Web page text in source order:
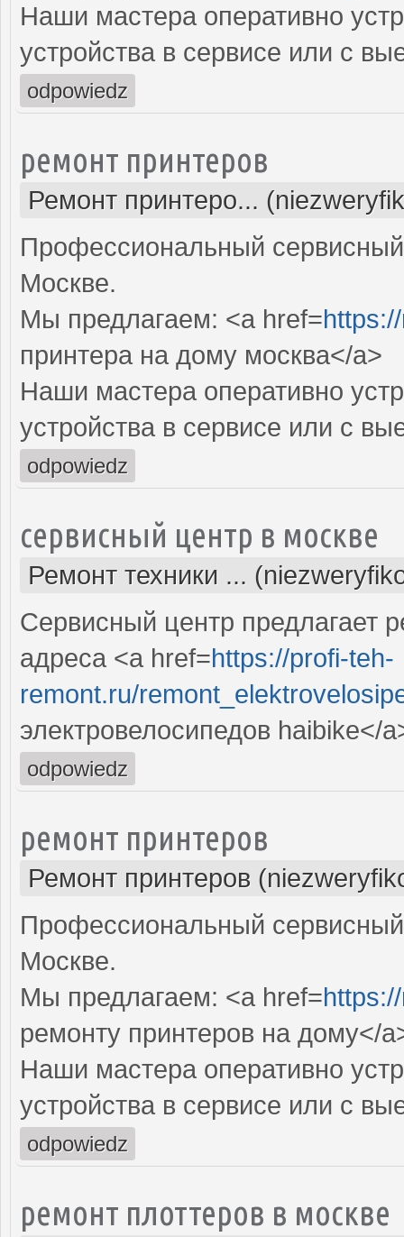
Наши мастера оперативно
устройства в сервисе или с
odpowiedz
ремонт принтеров
Ремонт принтеро...
Профессиональный
Москве.
Мы предлагаем: <a href=
принтера на дому москва</a>
Наши мастера оперативно
устройства в сервисе или с
odpowiedz
сервисный центр в москве
Ремонт техники ...
Сервисный центр предлагает
адреса <a href=https://profi-teh-
remont.ru/
электровелосипедов haibike</
odpowiedz
ремонт принтеров
Ремонт принтеров
Профессиональный
Москве.
Мы предлагаем: <a href=
ремонту принтеров на дому</
Наши мастера оперативно
устройства в сервисе или с
odpowiedz
ремонт плоттеров в москве